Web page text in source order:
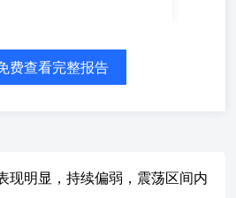
联系电话：0571-28132515邮箱：
◆乙二醇 1.微观数据：（1华东主
地区乙二醇整体开工负荷在67.34%（环
，其中草酸催化加氢法（合成气）制乙
/吨，内盘4688元/吨。 2.市场核心逻
煤弱。供需方面，据CCF报道，中国大
费查看完整报告
现明显，持续偏弱，震荡区间内